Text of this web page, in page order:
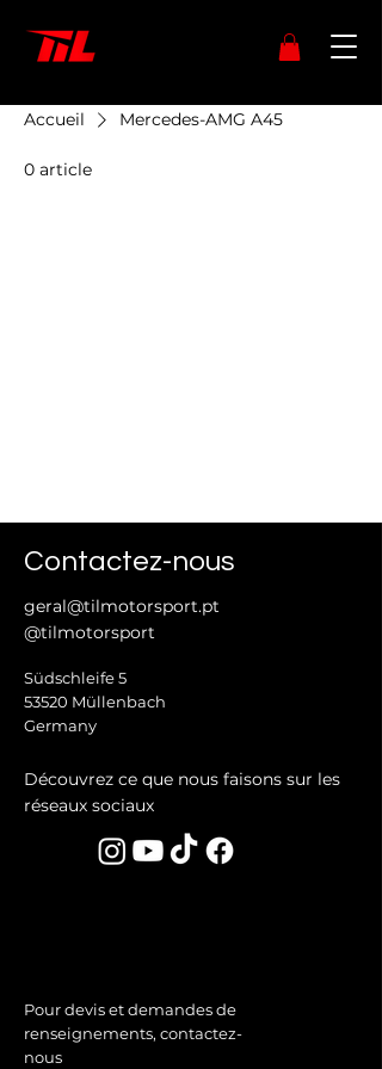
Accueil Mercedes-AMG A45
0 article
Contactez-nous
geral@tilmotorsport.pt
@tilmotorsport
Südschleife 5
53520 Müllenbach
Germany
Découvrez ce que nous faisons sur les
réseaux sociaux
Pour devis et demandes de
renseignements, contactez-
nous